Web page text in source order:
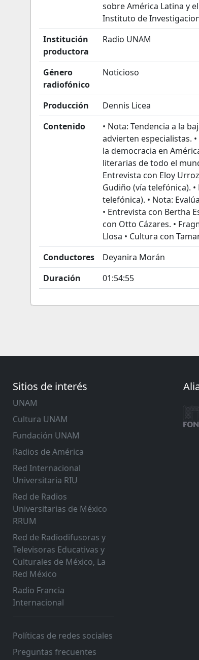
sobre América Latina y
Instituto de
Institución
productora
Radio UNAM
Género
radiofónico
Noticioso
Producción
Dennis Licea
Contenido
• Nota: Tendencia a la
advierten especialistas.
la democracia en
literarias de todo el
Entrevista con Eloy
Gudiño (vía telefónica).
telefónica). • Nota:
• Entrevista con Bertha
con Otto Cázares. •
Llosa • Cultura con
Conductores
Deyanira Morán
Duración
01:54:55
Sitios de interés
UNAM
Cultura UNAM
Fundación UNAM
Radios de América
Red Internacional
Universitaria RIU
Red de Radios
Universitarias de México
RRUM
Red de Radiodifusoras y
Televisoras Educativas y
Culturales de México, La
Red México
Radio Francia
Internacional
Políticas de redes sociales
Preguntas frecuentes